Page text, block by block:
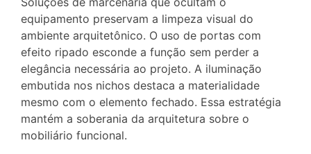
equipamento preservam a limpeza visual do
ambiente arquitetônico. O uso de portas com
efeito ripado esconde a função sem perder a
elegância necessária ao projeto. A iluminação
embutida nos nichos destaca a materialidade
mesmo com o elemento fechado. Essa estratégia
mantém a soberania da arquitetura sobre o
mobiliário funcional.